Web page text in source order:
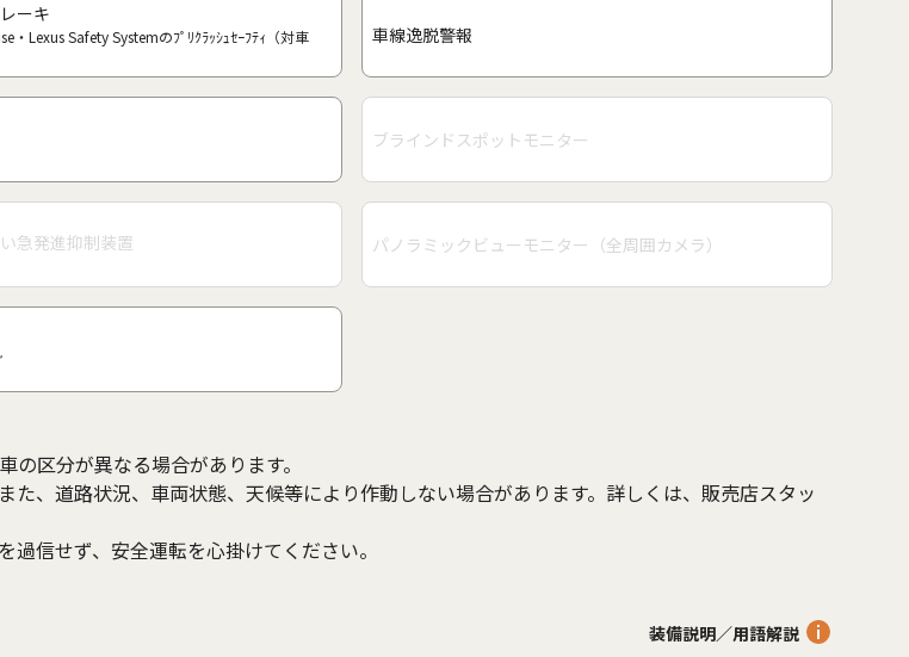
ーキ
・Lexus Safety Systemのﾌﾟﾘｸﾗｯｼｭｾｰﾌﾃｨ（対車
車線逸脱警報
ブラインドスポットモニター
急発進抑制装置 パノラミックビューモニター（全周囲カメラ）
区分が異なる場合があります。
、道路状況、車両状態、天候等により作動しない場合があります。詳しくは、販売店スタッ
信せず、安全運転を心掛けてください。
装備説明／用語解説